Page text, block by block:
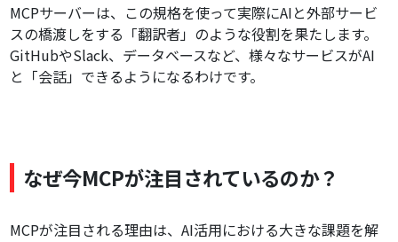
注意点とトラブルシューティング
技術的な実装について
開発言語とSDK
MCPエコシステムの拡大
今後の発展予想
MCPサーバーは、この規格を使って実際にAIと外部サービ
スの橋渡しをする「翻訳者」のような役割を果たします。
GitHubやSlack、データベースなど、様々なサービスがAI
と「会話」できるようになるわけです。
なぜ今MCPが注目されているのか？
MCPが注目される理由は、AI活用における大きな課題を解